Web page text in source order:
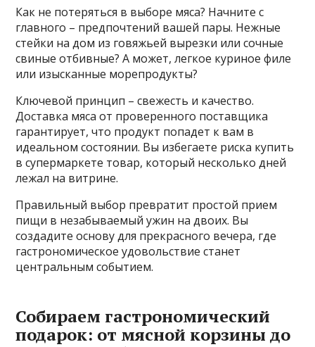
Как не потеряться в выборе мяса? Начните с
главного – предпочтений вашей пары. Нежные
стейки на дом из говяжьей вырезки или сочные
свиные отбивные? А может, легкое куриное филе
или изысканные морепродукты?
Ключевой принцип – свежесть и качество.
Доставка мяса от проверенного поставщика
гарантирует, что продукт попадет к вам в
идеальном состоянии. Вы избегаете риска купить
в супермаркете товар, который несколько дней
лежал на витрине.
Правильный выбор превратит простой прием
пищи в незабываемый ужин на двоих. Вы
создадите основу для прекрасного вечера, где
гастрономическое удовольствие станет
центральным событием.
Собираем гастрономический
подарок: от мясной корзины до